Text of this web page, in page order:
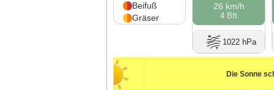
Beifuß
Gräser
26 km/h
4 Bft
1022 hPa
Die Sonne